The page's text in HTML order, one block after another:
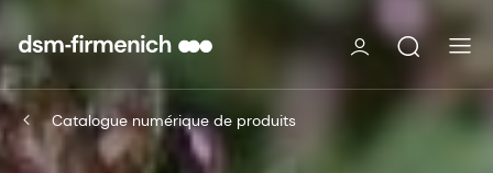
Catalogue numérique de produits